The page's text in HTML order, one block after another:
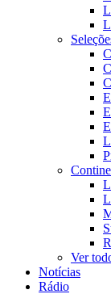
Ver
Notícias
Rádio